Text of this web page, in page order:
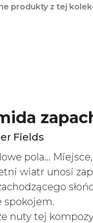
produkty z tej
Fields
pola…
wiatr unosi
spokojem.
nuty tej